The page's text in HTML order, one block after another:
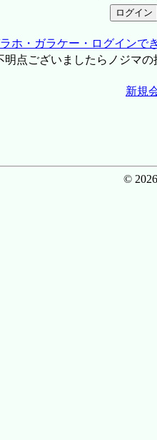
ホ・ガラケー・ログインで
点ございましたらノジマの
新規
©